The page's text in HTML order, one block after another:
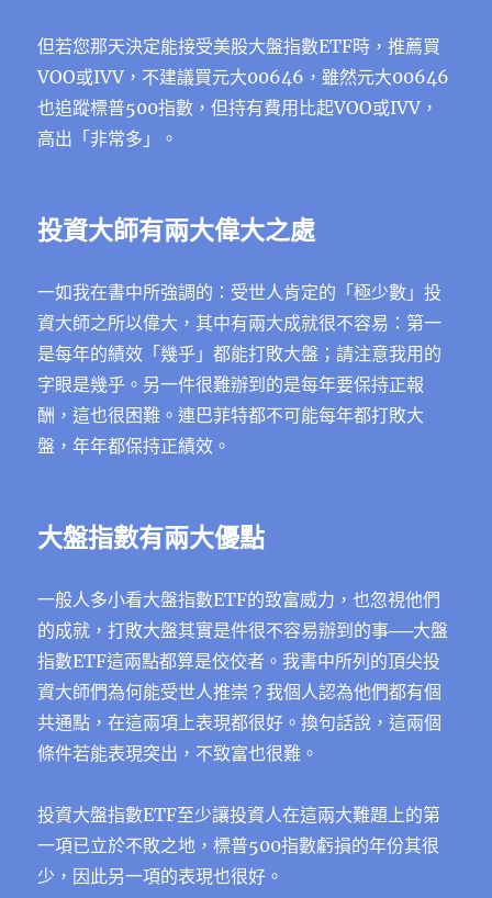
但若您那天決定能接受美股大盤指數ETF時，推薦買
VOO或IVV，不建議買元大00646，雖然元大00646
也追蹤標普500指數，但持有費用比起VOO或IVV，
高出「非常多」。
投資大師有兩大偉大之處
一如我在書中所強調的：受世人肯定的「極少數」投
資大師之所以偉大，其中有兩大成就很不容易：第一
是每年的績效「幾乎」都能打敗大盤；請注意我用的
字眼是幾乎。另一件很難辦到的是每年要保持正報
酬，這也很困難。連巴菲特都不可能每年都打敗大
盤，年年都保持正績效。
大盤指數有兩大優點
一般人多小看大盤指數ETF的致富威力，也忽視他們
的成就，打敗大盤其實是件很不容易辦到的事──大盤
指數ETF這兩點都算是佼佼者。我書中所列的頂尖投
資大師們為何能受世人推崇？我個人認為他們都有個
共通點，在這兩項上表現都很好。換句話說，這兩個
條件若能表現突出，不致富也很難。
投資大盤指數ETF至少讓投資人在這兩大難題上的第
一項已立於不敗之地，標普500指數虧損的年份其很
少，因此另一項的表現也很好。